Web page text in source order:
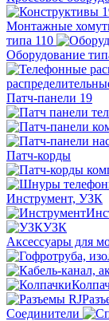
Монтажные
типа 110
Оборудование
Патч-панели 19
Патч-корды
Инструмент, УЗК
УЗК
Аксессуары для
Соединители